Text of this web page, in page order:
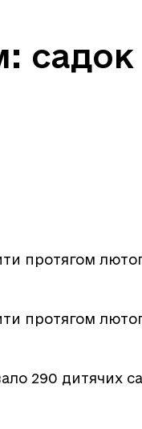
садок
протягом
протягом
290 дитячих